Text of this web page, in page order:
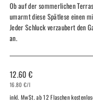
Ob auf der sommerlichen
umarmt diese Spätlese einen
Jeder Schluck verzaubert den
an.
Normaler
Preis
12.60 €
16.80 €/l
inkl. MwSt. ab 12 Flaschen